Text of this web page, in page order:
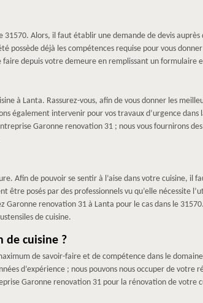
31570. Alors, il faut établir une demande de devis auprès
possède déjà les compétences requise pour vous
faire depuis votre demeure en remplissant un formulaire
à Lanta. Rassurez-vous, afin de vous donner les
également intervenir pour vos travaux d’urgence dans
Garonne renovation 31 ; nous vous fournirons
Afin de pouvoir se sentir à l’aise dans votre cuisine, il
posés par des professionnels vu qu’elle nécessite
renovation 31 à Lanta pour le cas dans le
de cuisine.
de cuisine ?
de savoir-faire et de compétence dans le
d’expérience ; nous pouvons nous occuper de votre
Garonne renovation 31 pour la rénovation de votre